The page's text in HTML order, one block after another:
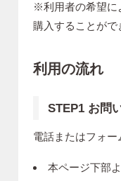
※利用者の希望に
購入することがで
利用の流れ
STEP1 お問
電話またはフォー
本ページ下部